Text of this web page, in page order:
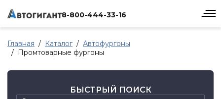
8-800-444-33-16
Главная Каталог
Автофургоны
Промтоварные фургоны
БЫСТРЫЙ ПОИСК